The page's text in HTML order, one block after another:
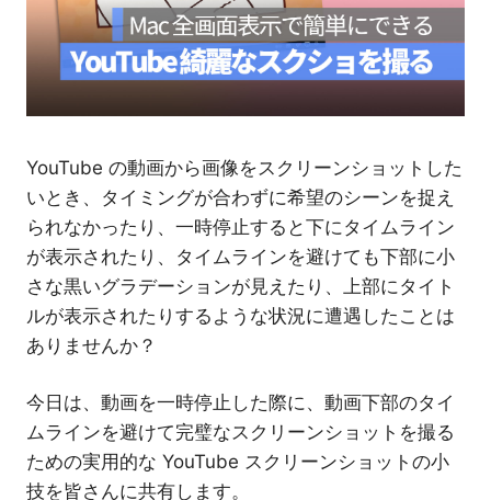
YouTube の動画から画像をスクリーンショットした
いとき、タイミングが合わずに希望のシーンを捉え
られなかったり、一時停止すると下にタイムライン
が表示されたり、タイムラインを避けても下部に小
さな黒いグラデーションが見えたり、上部にタイト
ルが表示されたりするような状況に遭遇したことは
ありませんか？
今日は、動画を一時停止した際に、動画下部のタイ
ムラインを避けて完璧なスクリーンショットを撮る
ための実用的な YouTube スクリーンショットの小
技を皆さんに共有します。